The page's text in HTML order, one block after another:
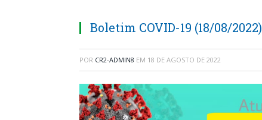
Boletim COVID-19 (18/08/2022)
POR CR2-ADMIN8 EM 18 DE AGOSTO DE 2022